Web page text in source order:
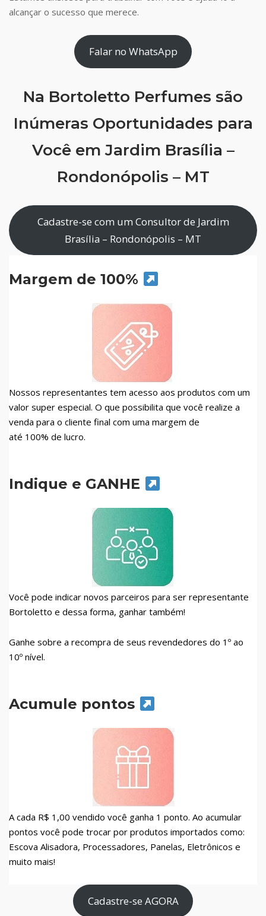
alcançar o sucesso que merece.
Falar no WhatsApp
Na Bortoletto Perfumes são
Inúmeras Oportunidades para
Você em Jardim Brasília –
Rondonópolis – MT
Cadastre-se com um Consultor de Jardim
Brasília – Rondonópolis – MT
Margem de 100%
Nossos representantes tem acesso aos produtos com um
valor super especial. O que possibilita que você realize a
venda para o cliente final com uma margem de
até 100% de lucro.
Indique e GANHE
Você pode indicar novos parceiros para ser representante
Bortoletto e dessa forma, ganhar também!
Ganhe sobre a recompra de seus revendedores do 1º ao
10º nível.
Acumule pontos
A cada R$ 1,00 vendido você ganha 1 ponto. Ao acumular
pontos você pode trocar por produtos importados como:
Escova Alisadora, Processadores, Panelas, Eletrônicos e
muito mais!
Cadastre-se AGORA